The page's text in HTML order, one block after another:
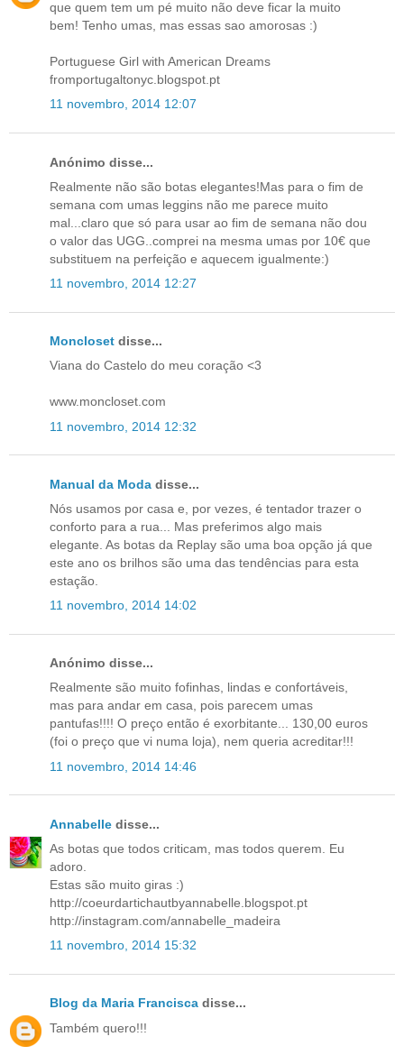
que quem tem um pé muito não deve ficar la muito
bem! Tenho umas, mas essas sao amorosas :)
Portuguese Girl with American Dreams
fromportugaltonyc.blogspot.pt
11 novembro, 2014 12:07
Anónimo disse...
Realmente não são botas elegantes!Mas para o fim de
semana com umas leggins não me parece muito
mal...claro que só para usar ao fim de semana não dou
o valor das UGG..comprei na mesma umas por 10€ que
substituem na perfeição e aquecem igualmente:)
11 novembro, 2014 12:27
Moncloset disse...
Viana do Castelo do meu coração <3
www.moncloset.com
11 novembro, 2014 12:32
Manual da Moda disse...
Nós usamos por casa e, por vezes, é tentador trazer o
conforto para a rua... Mas preferimos algo mais
elegante. As botas da Replay são uma boa opção já que
este ano os brilhos são uma das tendências para esta
estação.
11 novembro, 2014 14:02
Anónimo disse...
Realmente são muito fofinhas, lindas e confortáveis,
mas para andar em casa, pois parecem umas
pantufas!!!! O preço então é exorbitante... 130,00 euros
(foi o preço que vi numa loja), nem queria acreditar!!!
11 novembro, 2014 14:46
Annabelle disse...
As botas que todos criticam, mas todos querem. Eu
adoro.
Estas são muito giras :)
http://coeurdartichautbyannabelle.blogspot.pt
http://instagram.com/annabelle_madeira
11 novembro, 2014 15:32
Blog da Maria Francisca disse...
Também quero!!!